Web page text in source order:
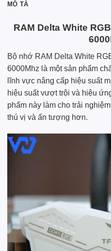
MÔ TẢ
RAM Delta White
Bộ nhớ RAM Delta White
6000Mhz là một sản phẩm
lĩnh vực nâng cấp hiệu suất
hiệu suất vượt trội và hiệu
phẩm này làm cho trải
thú vị và ấn tượng hơn.